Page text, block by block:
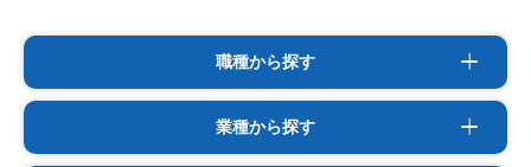
職種から探す
業種から探す